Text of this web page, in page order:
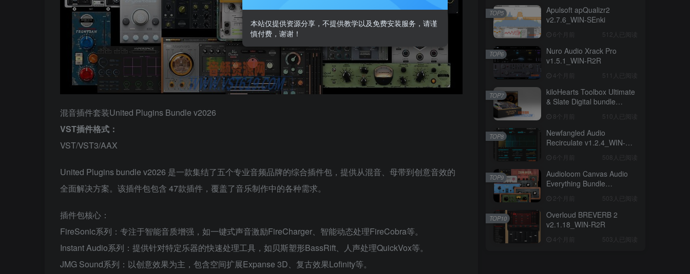
混音插件套装United Plugins Bundle v2026
VST插件格式：
VST/VST3/AAX
United Plugins bundle v2026 是一款集结了五个专业音频品牌的综合插件包，提供从混音、母带到创意音效的
全面解决方案。该插件包包含 47款插件，覆盖了音乐制作中的各种需求。
插件包核心：
FireSonic系列：专注于智能音质增强，如一键式声音激励FireCharger、智能动态处理FireCobra等。
Instant Audio系列：提供针对特定乐器的快速处理工具，如贝斯塑形BassRift、人声处理QuickVox等。
JMG Sound系列：以创意效果为主，包含空间扩展Expanse 3D、复古效果Lofinity等。
Apulsoft apQualizr2
v2.7.6_WIN-SEnki
6个月前 512人已阅读
TOP5
Nuro Audio Xrack Pro
v1.5.1_WIN-R2R
4个月前 511人已阅读
TOP6
kiloHearts Toolbox Ultimate
& Slate Digital bundle
CE.VR（2026.03.22更新）
8个月前 510人已阅读
TOP7
Newfangled Audio
Recirculate v1.2.4_WIN-
6个月前 508人已阅读
TOP8
Audioloom Canvas Audio
Everything Bundle
2个月前 503人已阅读
TOP9
Overloud BREVERB 2
v2.1.18_WIN-R2R
4个月前 503人已阅读
TOP10
本站仅提供资源分享，不提供教学以及免费安装服务，请谨
慎付费，谢谢！